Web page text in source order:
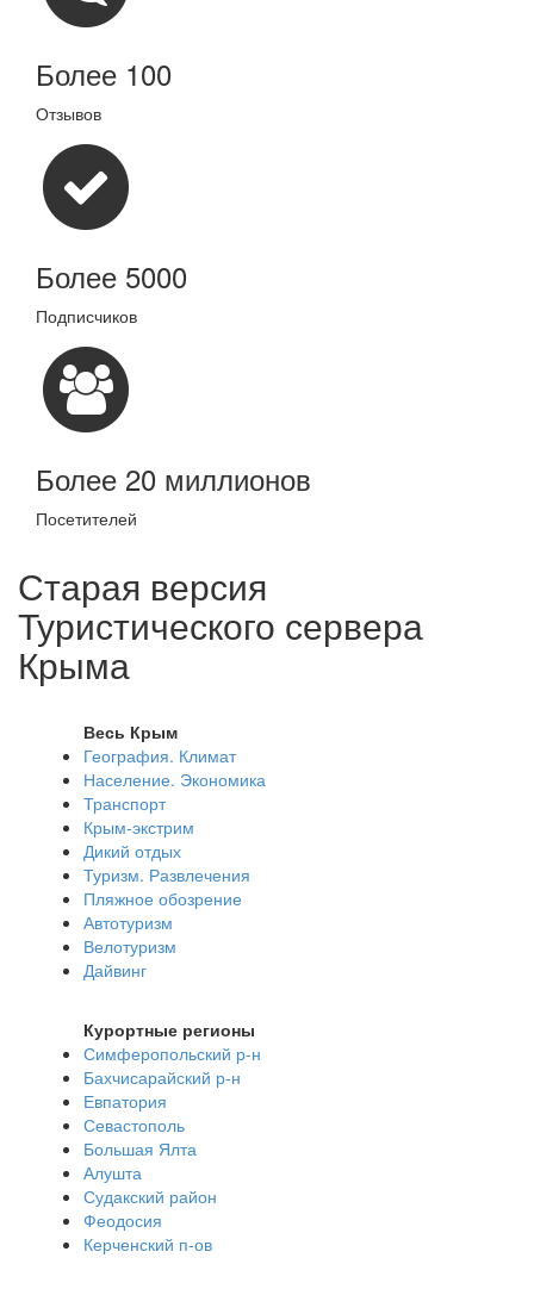
Более 100
Отзывов
Более 5000
Подписчиков
Более 20 миллионов
Посетителей
Старая версия
Туристического сервера
Крыма
Весь Крым
География. Климат
Население. Экономика
Транспорт
Крым-экстрим
Дикий отдых
Туризм. Развлечения
Пляжное обозрение
Автотуризм
Велотуризм
Дайвинг
Курортные регионы
Симферопольский р-н
Бахчисарайский р-н
Евпатория
Севастополь
Большая Ялта
Алушта
Судакский район
Феодосия
Керченский п-ов